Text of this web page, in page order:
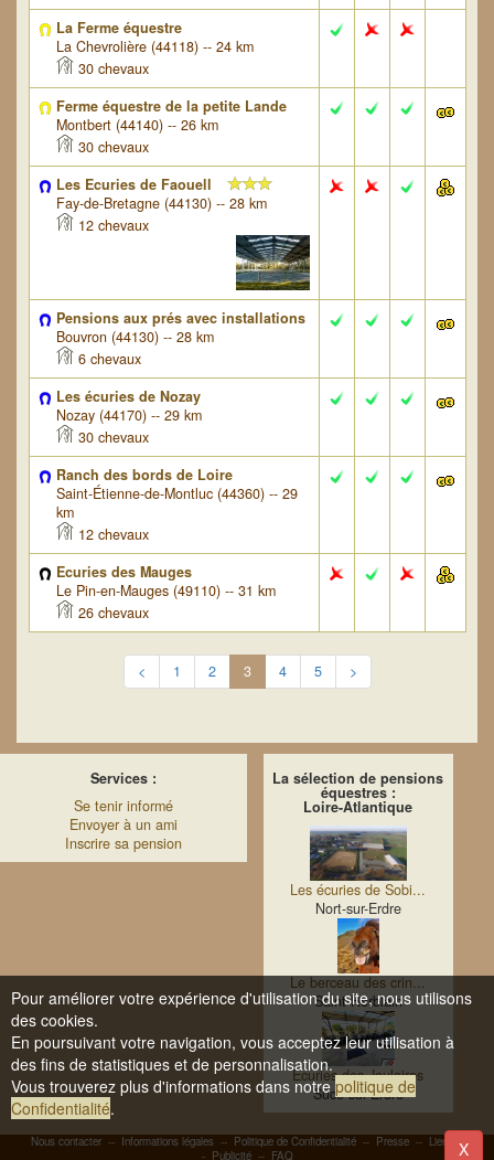
La Ferme équestre
La Chevrolière (44118) -- 24 km
30 chevaux
Ferme équestre de la petite Lande
Montbert (44140) -- 26 km
30 chevaux
Les Ecuries de Faouell
Fay-de-Bretagne (44130) -- 28 km
12 chevaux
Pensions aux prés avec installations
Bouvron (44130) -- 28 km
6 chevaux
Les écuries de Nozay
Nozay (44170) -- 29 km
30 chevaux
Ranch des bords de Loire
Saint-Étienne-de-Montluc (44360) -- 29
km
12 chevaux
Ecuries des Mauges
Le Pin-en-Mauges (49110) -- 31 km
26 chevaux
< 1 2 3 4 5 >
Services :
Se tenir informé
Envoyer à un ami
Inscrire sa pension
La sélection de pensions
équestres :
Loire-Atlantique
Les écuries de Sobi...
Nort-sur-Erdre
Le berceau des crin...
Saint-Herblain
Ecuries des Joulaires
Sucé-sur-Erdre
Nous contacter -- Informations légales -- Politique de Confidentialité -- Presse -- Liens
-
- Publicité-- FAQ
Pour améliorer votre expérience d'utilisation du site, nous utilisons
des cookies.
En poursuivant votre navigation, vous acceptez leur utilisation à
des fins de statistiques et de personnalisation.
Vous trouverez plus d'informations dans notrepolitique de
Confidentialité.
X